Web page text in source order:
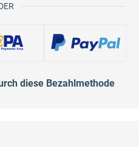
diese Bezahlmethode